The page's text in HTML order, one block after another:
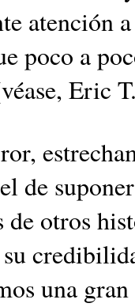
atención
poco a
Eric
de
de otros
una